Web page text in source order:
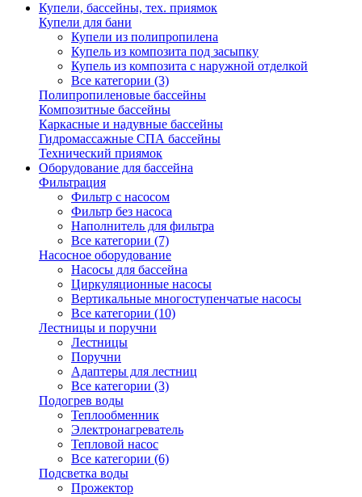
Купели, бассейны, тех. приямок
Купели для бани
Купели из полипропилена
Купель из композита под засыпку
Купель из композита с наружной отделкой
Все категории (3)
Полипропиленовые бассейны
Композитные бассейны
Каркасные и надувные бассейны
Гидромассажные СПА бассейны
Технический приямок
Оборудование для бассейна
Фильтрация
Фильтр с насосом
Фильтр без насоса
Наполнитель для фильтра
Все категории (7)
Насосное оборудование
Насосы для бассейна
Циркуляционные насосы
Вертикальные многоступенчатые насосы
Все категории (10)
Лестницы и поручни
Лестницы
Поручни
Адаптеры для лестниц
Все категории (3)
Подогрев воды
Теплообменник
Электронагреватель
Тепловой насос
Все категории (6)
Подсветка воды
Прожектор